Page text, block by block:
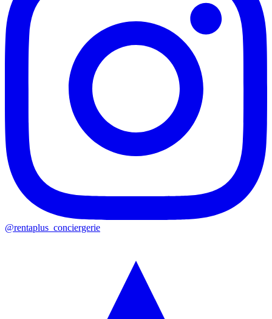
@rentaplus_conciergerie